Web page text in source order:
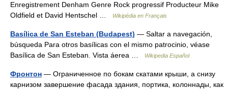
Enregistrement Denham Genre Rock progressif Producteur Mike
Oldfield et David Hentschel …
Wikipédia en Français
Basílica de San Esteban (Budapest) — Saltar a navegación,
búsqueda Para otros basílicas con el mismo patrocinio, véase
Basílica de San Esteban. Vista áerea …
Wikipedia Español
Фронтон — Ограниченное по бокам скатами крыши, а снизу
карнизом завершение фасада здания, портика, колоннады, как